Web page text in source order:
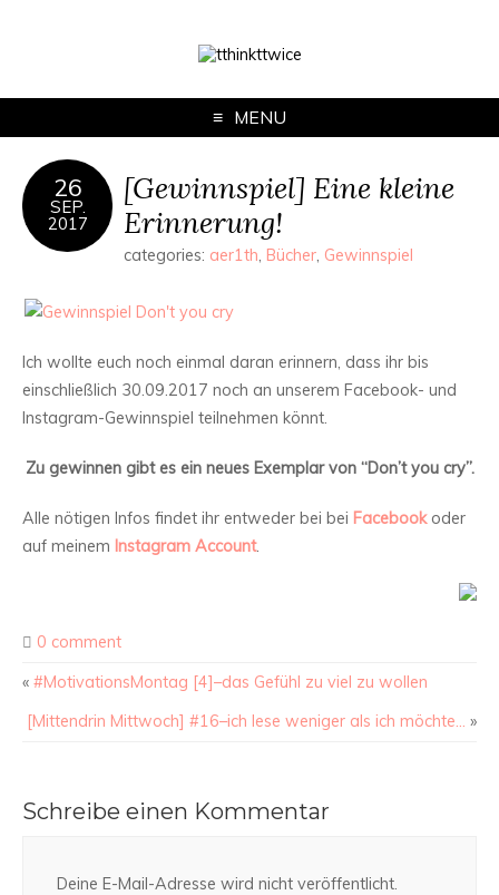
MENU
26
SEP.
2017
[Gewinnspiel] Eine kleine
Erinnerung!
categories: aer1th, Bücher, Gewinnspiel
Ich wollte euch noch einmal daran erinnern, dass ihr bis
einschließlich 30.09.2017 noch an unserem Facebook- und
Instagram-Gewinnspiel teilnehmen könnt.
Zu gewinnen gibt es ein neues Exemplar von “Don’t you cry”.
Alle nötigen Infos findet ihr entweder bei bei Facebookoder
auf meinem Instagram Account.
0 comment
« #MotivationsMontag [4]–das Gefühl zu viel zu wollen
[Mittendrin Mittwoch] #16–ich lese weniger als ich möchte… »
Schreibe einen Kommentar
Deine E-Mail-Adresse wird nicht veröffentlicht.